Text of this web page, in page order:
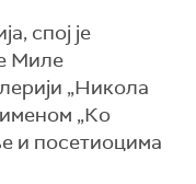
спој је
Миле
„Никола
„Ко
и посетиоцима